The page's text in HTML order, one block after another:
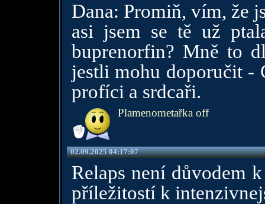
Dana: Promiň, vím, že
asi jsem se tě už
buprenorfin? Mně to
jestli mohu doporučit -
profíci a srdcaři.
Plamenometařka off
02.09.2025 04:17:07
Relaps není důvodem
příležitostí k